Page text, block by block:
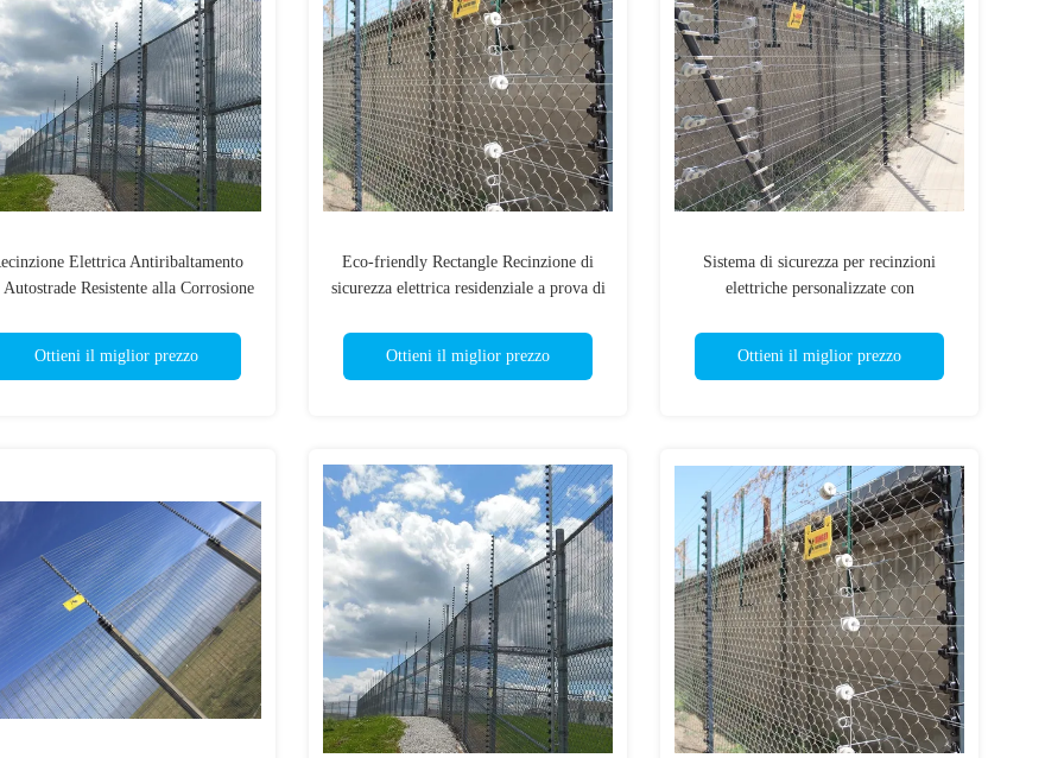
Elettrica Antiribaltamento
Autostrade Resistente alla Corrosione
Ottieni il miglior prezzo
Eco-friendly Rectangle Recinzione di
sicurezza elettrica residenziale a prova di
Ottieni il miglior prezzo
Sistema di sicurezza per recinzioni
elettriche personalizzate con
Ottieni il miglior prezzo